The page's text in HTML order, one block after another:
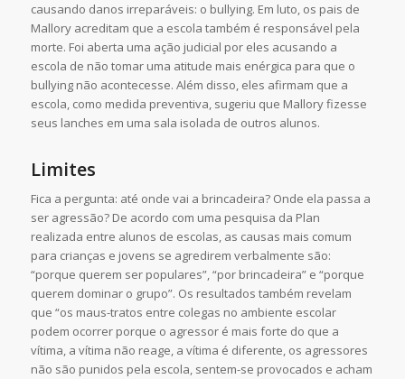
causando danos irreparáveis: o bullying. Em luto, os pais de
Mallory acreditam que a escola também é responsável pela
morte. Foi aberta uma ação judicial por eles acusando a
escola de não tomar uma atitude mais enérgica para que o
bullying não acontecesse. Além disso, eles afirmam que a
escola, como medida preventiva, sugeriu que Mallory fizesse
seus lanches em uma sala isolada de outros alunos.
Limites
Fica a pergunta: até onde vai a brincadeira? Onde ela passa a
ser agressão? De acordo com uma pesquisa da Plan
realizada entre alunos de escolas, as causas mais comum
para crianças e jovens se agredirem verbalmente são:
“porque querem ser populares”, “por brincadeira” e “porque
querem dominar o grupo”. Os resultados também revelam
que “os maus-tratos entre colegas no ambiente escolar
podem ocorrer porque o agressor é mais forte do que a
vítima, a vítima não reage, a vítima é diferente, os agressores
não são punidos pela escola, sentem-se provocados e acham